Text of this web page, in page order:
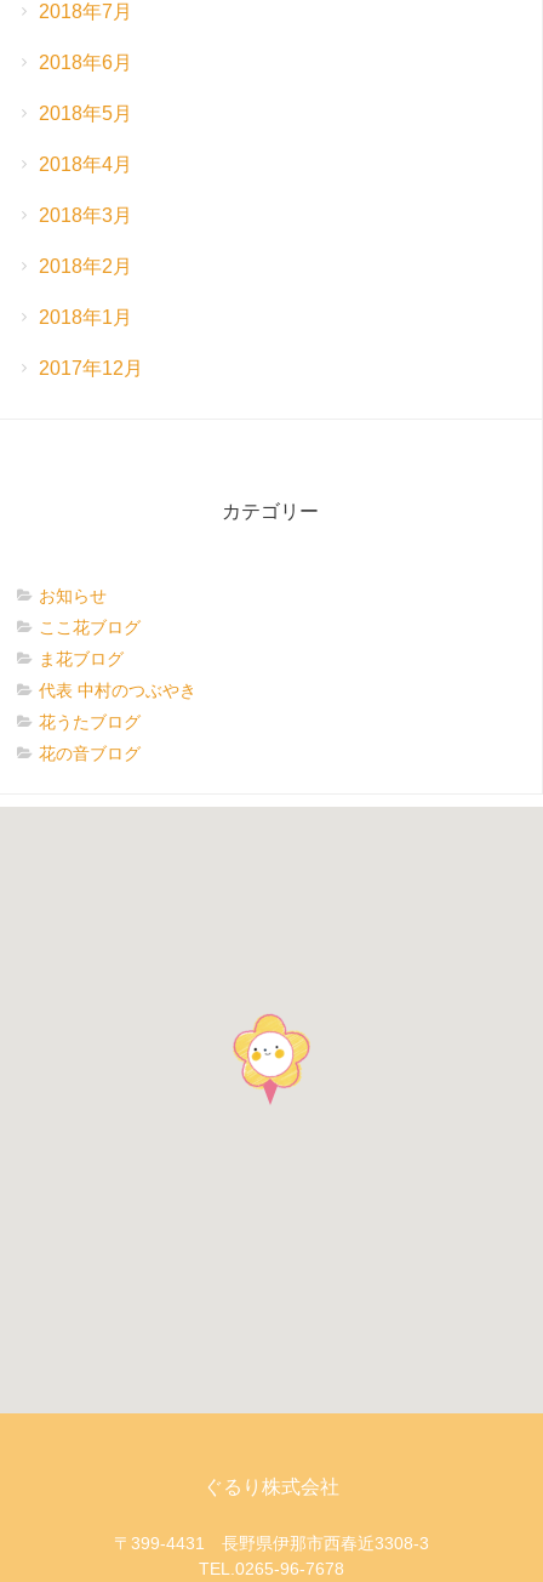
2018年7月
2018年6月
2018年5月
2018年4月
2018年3月
2018年2月
2018年1月
2017年12月
カテゴリー
お知らせ
ここ花ブログ
ま花ブログ
代表 中村のつぶやき
花うたブログ
花の音ブログ
ぐるり株式会社
〒399-4431 長野県伊那市西春近3308-3
TEL.0265-96-7678